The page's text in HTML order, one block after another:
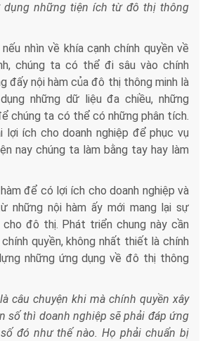
dụng những tiện ích từ đô thị thông
nếu nhìn về khía cạnh chính quyền về
chúng ta có thể đi sâu vào chính
đấy nội hàm của đô thị thông minh là
những dữ liệu đa chiều, những
chúng ta có thể có những phân tích.
lợi ích cho doanh nghiệp để phục vụ
nay chúng ta làm bằng tay hay làm
để có lợi ích cho doanh nghiệp và
những nội hàm ấy mới mang lại sự
đô thị. Phát triển chung này cần
quyền, không nhất thiết là chính
những ứng dụng về đô thị thông
câu chuyện khi mà chính quyền xây
số thì doanh nghiệp sẽ phải đáp ứng
đó như thế nào. Họ phải chuẩn bị